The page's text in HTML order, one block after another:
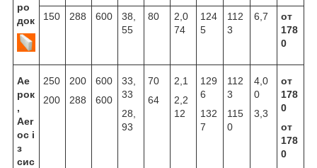
ро
док
150 288 600
38,
55
80
2,0
74
124
5
112
3
6,7
от
178
0
Ае
рок
,
Aer
oc і
з
сис
250
200
200
288
600
600
33,
33
28,
93
70
64
2,1
2,2
12
129
6
132
7
112
3
115
0
4,0
0
3,3
от
178
0
от
178
0